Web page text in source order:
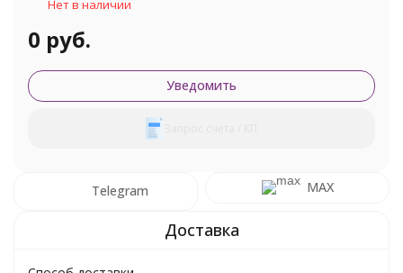
Нет в наличии
0 руб.
Уведомить
Telegram MAX